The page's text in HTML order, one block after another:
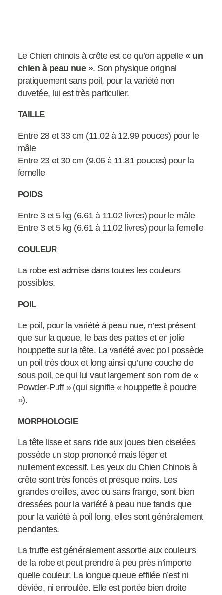
Le Chien chinois à crête est ce qu’on appelle« un
chien à peau nue ». Son physique original
pratiquement sans poil, pour la variété non
duvetée, lui est très particulier.
TAILLE
Entre 28 et 33 cm (11.02 à 12.99 pouces) pour le
mâle
Entre 23 et 30 cm (9.06 à 11.81 pouces) pour la
femelle
POIDS
Entre 3 et 5 kg (6.61 à 11.02 livres) pour le mâle
Entre 3 et 5 kg (6.61 à 11.02 livres) pour la femelle
COULEUR
La robe est admise dans toutes les couleurs
possibles.
POIL
Le poil, pour la variété à peau nue, n’est présent
que sur la queue, le bas des pattes et en jolie
houppette sur la tête. La variété avec poil possède
un poil très doux et long ainsi qu’une couche de
sous poil, ce qui lui vaut largement son nom de «
Powder-Puff » (qui signifie « houppette à poudre
»).
MORPHOLOGIE
La tête lisse et sans ride aux joues bien ciselées
possède un stop prononcé mais léger et
nullement excessif. Les yeux du Chien Chinois à
crête sont très foncés et presque noirs. Les
grandes oreilles, avec ou sans frange, sont bien
dressées pour la variété à peau nue tandis que
pour la variété à poil long, elles sont généralement
pendantes.
La truffe est généralement assortie aux couleurs
de la robe et peut prendre à peu près n’importe
quelle couleur. La longue queue effilée n’est ni
déviée, ni enroulée. Elle est portée bien droite